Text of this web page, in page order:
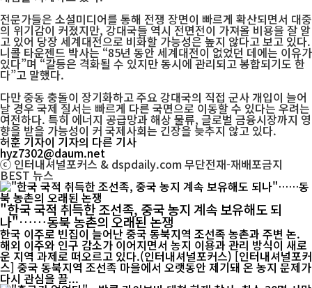
전문가들은 소셜미디어를 통해 전쟁 장면이 빠르게 확산되면서 대중
의 위기감이 커졌지만, 강대국들 역시 전면전이 가져올 비용을 잘 알
고 있어 당장 세계대전으로 비화할 가능성은 높지 않다고 보고 있다.
니콜 타운젠드 박사는 “85년 동안 세계대전이 없었던 데에는 이유가
있다”며 “갈등은 격화될 수 있지만 동시에 관리되고 봉합되기도 한
다”고 말했다.
다만 중동 충돌이 장기화하고 주요 강대국의 직접 군사 개입이 늘어
날 경우 국제 질서는 빠르게 다른 국면으로 이동할 수 있다는 우려는
여전하다. 특히 에너지 공급망과 해상 물류, 글로벌 금융시장까지 영
향을 받을 가능성이 커 국제사회는 긴장을 늦추지 않고 있다.
허훈 기자이 기자의 다른 기사
hyz7302@daum.net
ⓒ 인터내셔널포커스 & dspdaily.com 무단전재-재배포금지
BEST뉴스
"한국 국적 취득한 조선족, 중국 농지 계속 보유해도 되
나"……동북 농촌의 오래된 논쟁
한국 이주로 빈집이 늘어난 중국 동북지역 조선족 농촌과 주변 논.
해외 이주와 인구 감소가 이어지면서 농지 이용과 관리 방식이 새로
운 지역 과제로 떠오르고 있다.(인터내셔널포커스) [인터내셔널포커
스] 중국 동북지역 조선족 마을에서 오랫동안 제기돼 온 농지 문제가
다시 관심을 끌...